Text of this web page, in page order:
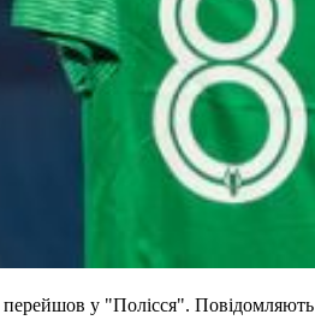
перейшов у "Полісся". Повідомляють